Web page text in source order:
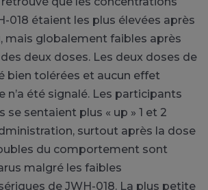
018 étaient les plus élevées après
mais globalement faibles après
deux doses. Les deux doses de
bien tolérées et aucun effet
n’a été signalé. Les participants
se sentaient plus « up » 1 et 2
surtout après la dose
du comportement sont
malgré les faibles
de JWH-018. La plus petite